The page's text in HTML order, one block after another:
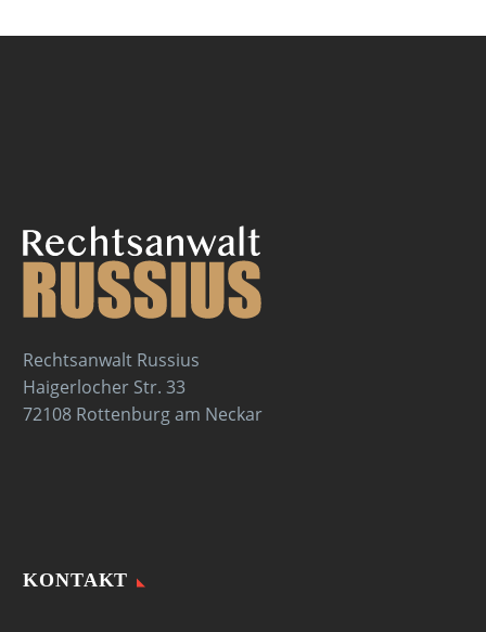
Rechtsanwalt Russius
Haigerlocher Str. 33
72108 Rottenburg am Neckar
KONTAKT